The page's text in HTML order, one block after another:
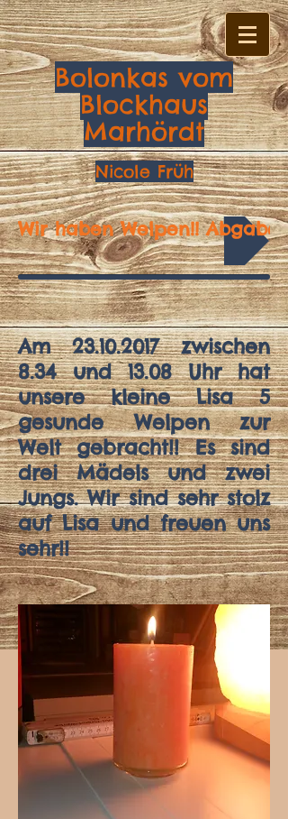
Bolonkas vom
Blockhaus
Marhördt
Nicole Früh
Wir haben Welpen!!
Am23.10.2017zwischen
8.34 und 13.08 Uhr hat
unsere kleine Lisa 5
gesunde Welpen zur
Welt gebracht!! Es sind
drei Mädels und zwei
Jungs. Wir sind sehr stolz
auf Lisa und freuen uns
sehr!!